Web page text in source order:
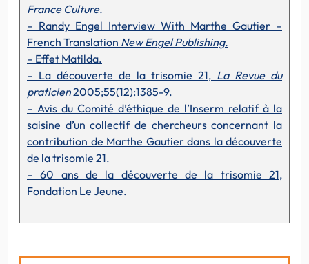
France Culture.
– Randy Engel Interview With Marthe Gautier –
French Translation New Engel Publishing.
– Effet Matilda.
– La découverte de la trisomie 21, La Revue du
praticien2005;55(12):1385-9.
– Avis du Comité d’éthique de l’Inserm relatif à la
saisine d’un collectif de chercheurs concernant la
contribution de Marthe Gautier dans la découverte
de la trisomie 21.
– 60 ans de la découverte de la trisomie 21,
Fondation Le Jeune.